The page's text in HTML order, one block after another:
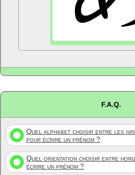
F.A.Q.
Quel alphabet choisir entre les
pour écrire un prénom ?
Quel orientation choisir entre
écrire un prénom ?